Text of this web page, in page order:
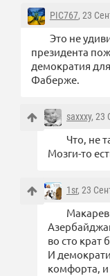
PIC767, 23
Это не
президента
демократия
Фаберже.
saxxxy, 23
Что, не
Мозги-то
1sr, 23
во сто крат
И
комфорта,